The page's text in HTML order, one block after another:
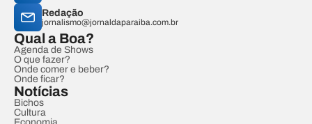
Redação
jornalismo@jornaldaparaiba.com.br
Qual a Boa?
Agenda de Shows
O que fazer?
Onde comer e beber?
Onde ficar?
Notícias
Bichos
Cultura